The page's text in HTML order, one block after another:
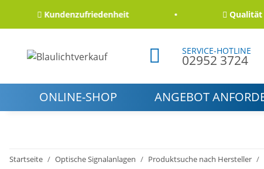
Kundenzufriedenheit Qualität
SERVICE-HOTLINE
02952 3724
ONLINE-SHOP ANGEBOT
Startseite Optische Signalanlagen Produktsuche nach Hersteller